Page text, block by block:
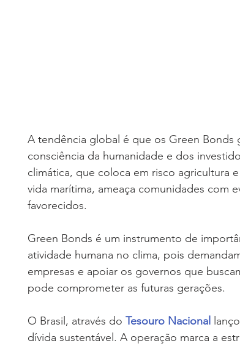
A tendência global é que os Green Bonds
consciência da humanidade e dos
climática, que coloca em risco agricultura
vida marítima, ameaça comunidades com
favorecidos.
Green Bonds é um instrumento de
atividade humana no clima, pois
empresas e apoiar os governos que
pode comprometer as futuras gerações.
O Brasil, através do Tesouro Nacional
dívida sustentável. A operação marca a